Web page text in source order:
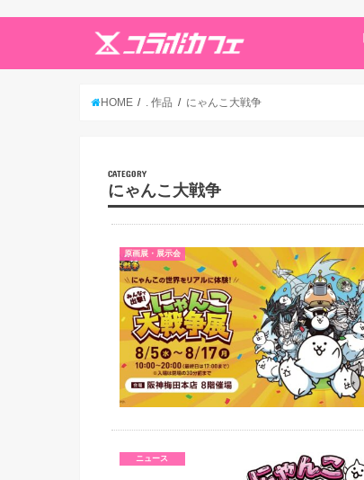
HOME . 作品 にゃんこ大戦争
CATEGORY
にゃんこ大戦争
原画展・展示会
ニュース